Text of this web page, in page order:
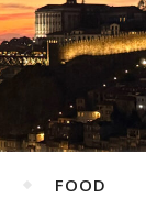
FOOD